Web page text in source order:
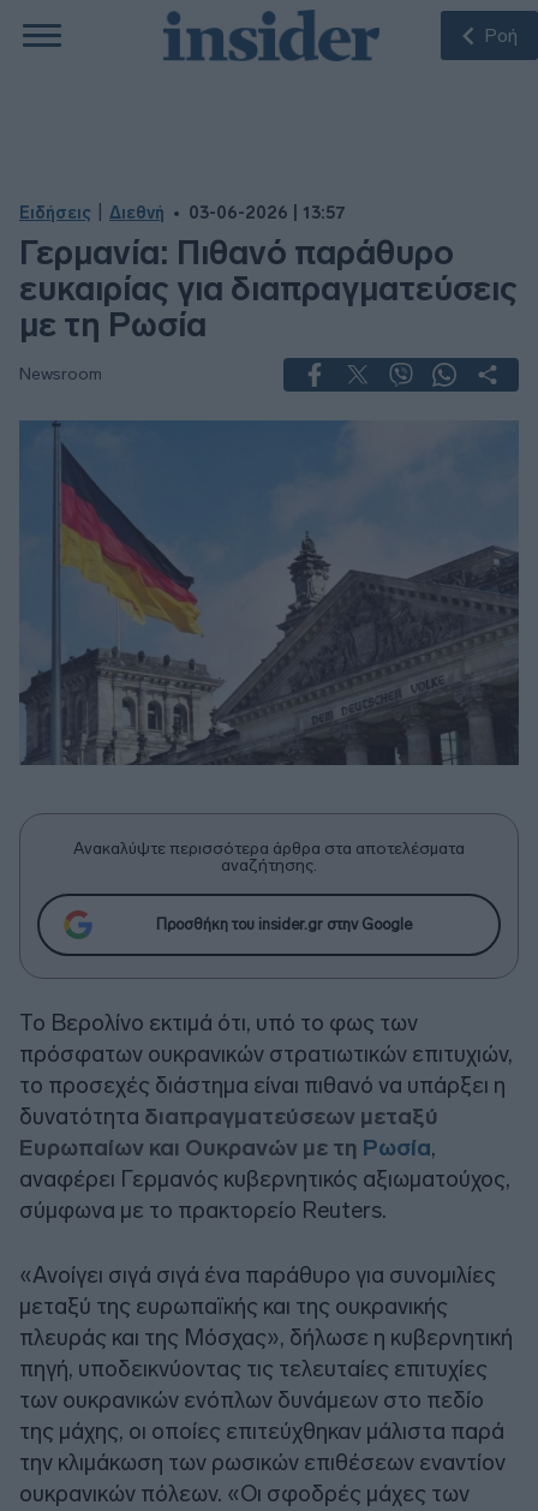
Ροή
Ειδήσεις Διεθνή 03-06-2026 | 13:57
Γερμανία: Πιθανό παράθυρο
ευκαιρίας για διαπραγματεύσεις
με τη Ρωσία
Newsroom
Ανακαλύψτε περισσότερα άρθρα στα αποτελέσματα
αναζήτησης.
Προσθήκη του insider.gr στην Google
Το Βερολίνο εκτιμά ότι, υπό το φως των
πρόσφατων ουκρανικών στρατιωτικών επιτυχιών,
το προσεχές διάστημα είναι πιθανό να υπάρξει η
δυνατότητα διαπραγματεύσεων μεταξύ
Ευρωπαίων και Ουκρανών με τη Ρωσία,
αναφέρει Γερμανός κυβερνητικός αξιωματούχος,
σύμφωνα με το πρακτορείο Reuters.
«Ανοίγει σιγά σιγά ένα παράθυρο για συνομιλίες
μεταξύ της ευρωπαϊκής και της ουκρανικής
πλευράς και της Μόσχας», δήλωσε η κυβερνητική
πηγή, υποδεικνύοντας τις τελευταίες επιτυχίες
των ουκρανικών ενόπλων δυνάμεων στο πεδίο
της μάχης, οι οποίες επιτεύχθηκαν μάλιστα παρά
την κλιμάκωση των ρωσικών επιθέσεων εναντίον
ουκρανικών πόλεων. «Οι σφοδρές μάχες των